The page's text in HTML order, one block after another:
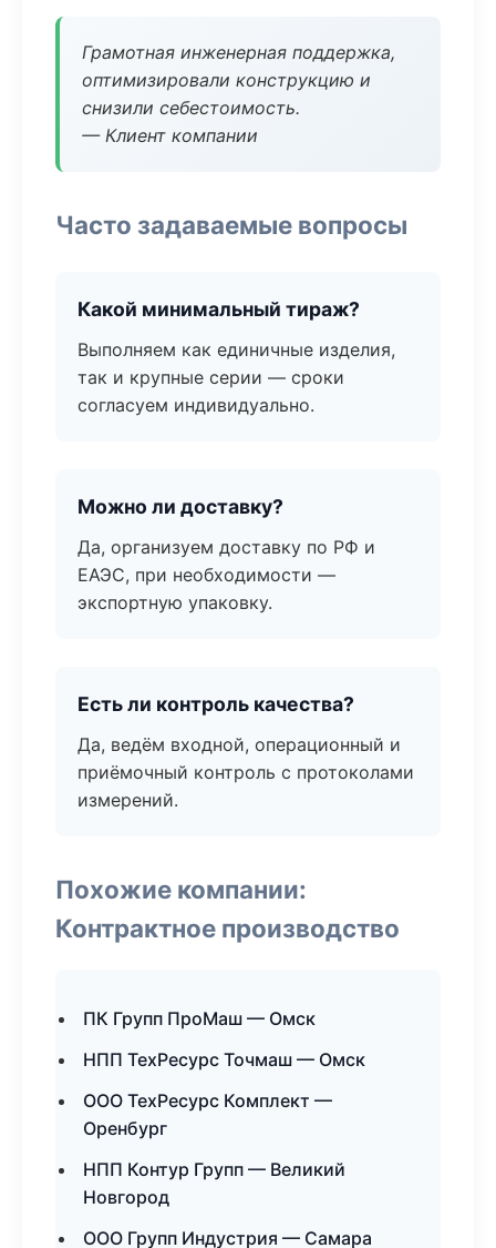
Грамотная инженерная поддержка,
оптимизировали конструкцию и
снизили себестоимость.
— Клиент компании
Часто задаваемые вопросы
Какой минимальный тираж?
Выполняем как единичные изделия,
так и крупные серии — сроки
согласуем индивидуально.
Можно ли доставку?
Да, организуем доставку по РФ и
ЕАЭС, при необходимости —
экспортную упаковку.
Есть ли контроль качества?
Да, ведём входной, операционный и
приёмочный контроль с протоколами
измерений.
Похожие компании:
Контрактное производство
ПК Групп ПроМаш — Омск
НПП ТехРесурс Точмаш — Омск
ООО ТехРесурс Комплект —
Оренбург
НПП Контур Групп — Великий
Новгород
ООО Групп Индустрия — Самара